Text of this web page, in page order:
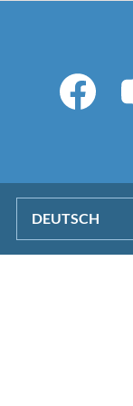
DEUTSCH